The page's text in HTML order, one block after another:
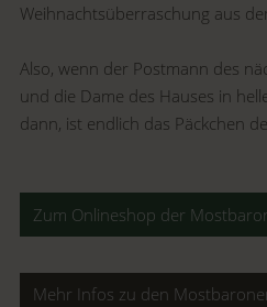
Weihnachtsüberraschung aus
Also, wenn der Postmann des
und die Dame des Hauses in
dann, ist endlich das Päckchen
Zum Onlineshop der
Mehr Infos zu den